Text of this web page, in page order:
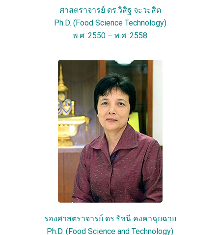
ศาสตราจารย์ ดร.วิสิฐ จะวะสิต
Ph.D. (Food Science Technology)
พ.ศ. 2550 – พ.ศ. 2558
รองศาสตราจารย์ ดร.รัชนี คงคาฉุยฉาย
Ph.D. (Food Science and Technology)